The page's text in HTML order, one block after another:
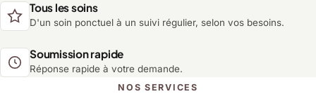
Tous les soins
D'un soin ponctuel à un suivi régulier, selon vos besoins.
Soumission rapide
Réponse rapide à votre demande.
NOS SERVICES